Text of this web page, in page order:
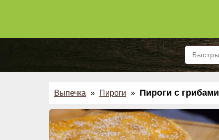
Выпечка » Пироги » Пироги с грибами